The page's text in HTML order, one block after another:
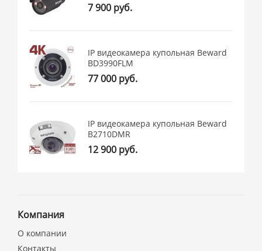
7 900 руб.
IP видеокамера купольная Beward
BD3990FLM
77 000 руб.
IP видеокамера купольная Beward
B2710DMR
12 900 руб.
Компания
О компании
Контакты